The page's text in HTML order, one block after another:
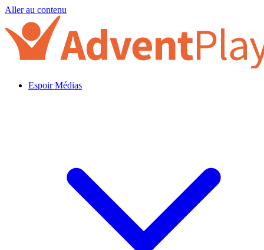
Aller au contenu
Espoir Médias